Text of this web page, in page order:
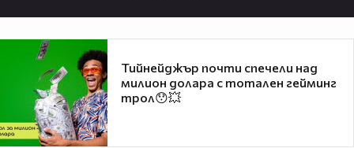
Тийнейджър почти спечели над
милион долара с тотален гейминг
трол😯💥